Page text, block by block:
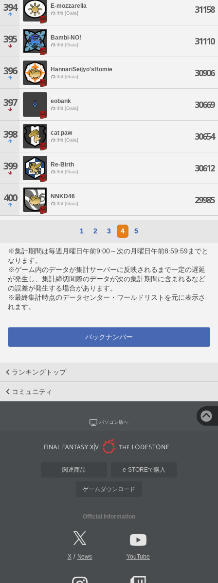
394 E-mozzarella
Ifrit [Gaia] 31158
395 Bambi-NO!
Ifrit [Gaia] 31110
396 HannariSeijyo'sHomie
Ifrit [Gaia] 30906
397 eobank
Ifrit [Gaia] 30669
398 cat paw
Ifrit [Gaia] 30654
399 Re-Birth
Ifrit [Gaia] 30612
400 NNKD46
Ifrit [Gaia] 29985
1 2 3 4 5
※集計期間は毎週月曜日午前9:00～次の月曜日午前8:59:59までと
なります。
※ゲーム内のデータが集計サーバーに反映されるまで一定の遅延
が発生し、集計締切間際のデータが次の集計期間に含まれるなど
の誤差が発生する場合があります。
※最終集計時点のデータセンター・ワールドリストを元に表示さ
れます。
バックナンバー
ランキングトップ
コミュニティ
パソコン版へ
関連商品 e-STOREで購入
ゲームダウンロード
Official Information
X/ News YouTube